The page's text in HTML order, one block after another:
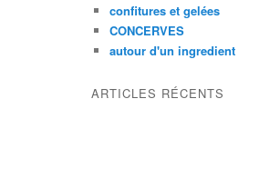
confitures et gelées
CONCERVES
autour d'un ingredient
ARTICLES RÉCENTS